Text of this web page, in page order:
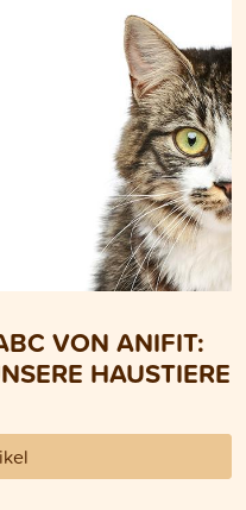
VON ANIFIT:
HAUSTIERE